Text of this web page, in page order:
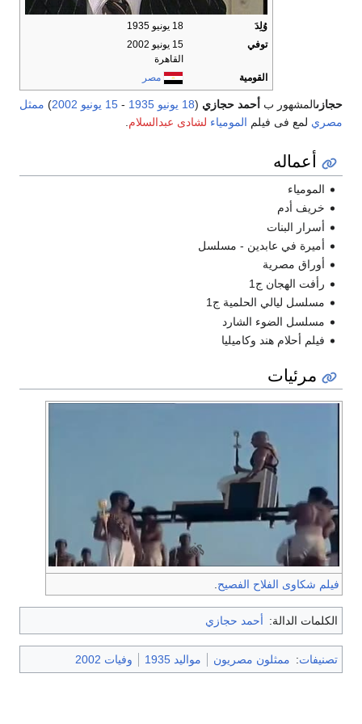
وُلِدَ
18 يونيو 1935
توفي
15 يونيو 2002
القاهرة
القومية
مصر
حجازىالمشهور ب أحمد حجازي (18 يونيو 1935
- 15 يونيو 2002
) ممثل
مصري لمع فى فيلم المومياء لشادى عبدالسلام.
أعماله
المومياء
خريف أدم
أسرار البنات
أميرة في عابدين - مسلسل
أوراق مصرية
رأفت الهجان ج1
مسلسل ليالي الحلمية ج1
مسلسل الضوء الشارد
فيلم أحلام هند وكاميليا
مرئيات
فيلم شكاوى الفلاح الفصيح
الكلمات الدالة: أحمد حجازي
تصنيفات: ممثلون مصريون مواليد 1935 وفيات 2002